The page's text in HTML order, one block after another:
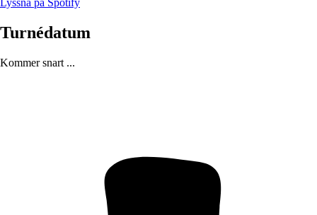
Lyssna på Spotify
Turnédatum
Kommer snart ...